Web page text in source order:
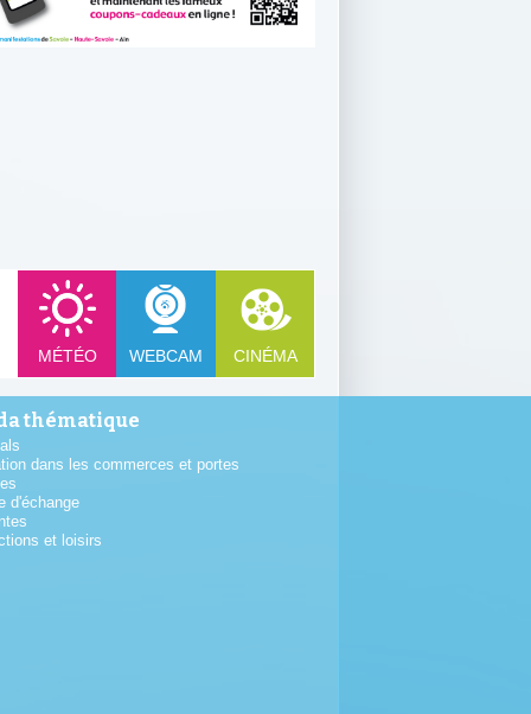
MÉTÉO WEBCAM CINÉMA
thématique
dans les commerces et portes
d'échange
et loisirs